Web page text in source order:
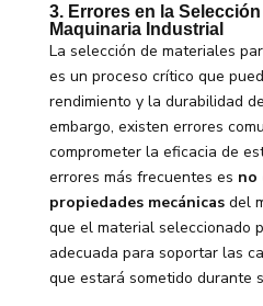
3. Errores en la
Maquinaria Industrial
La selección de materiales
es un proceso crítico que
rendimiento y la durabilidad
embargo, existen errores
comprometer la eficacia de
errores más frecuentes es no
propiedades mecánicasdel
que el material seleccionado
adecuada para soportar las
que estará sometido durante